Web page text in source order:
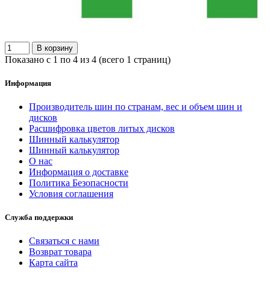
В корзину
Показано с 1 по 4 из 4 (всего 1 страниц)
Информация
Производитель шин по странам, вес и объем шин и
дисков
Расшифровка цветов литых дисков
Шинный калькулятор
Шинный калькулятор
О нас
Информация о доставке
Политика Безопасности
Условия соглашения
Служба поддержки
Связаться с нами
Возврат товара
Карта сайта